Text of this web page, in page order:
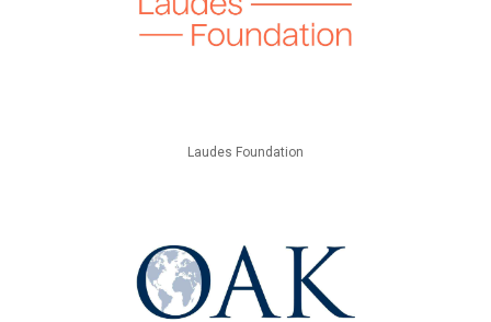
Laudes Foundation